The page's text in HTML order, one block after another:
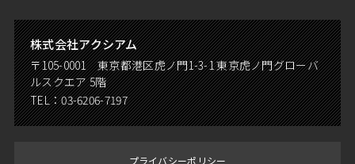
株式会社アクシアム
〒105-0001 東京都港区虎ノ門1-3-1 東京虎ノ門グローバ
ルスクエア 5階
TEL：03-6206-7197
プライバシーポリシー